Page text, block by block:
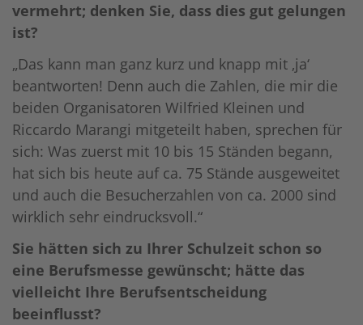
vermehrt; denken Sie, dass dies gut gelungen
ist?
„Das kann man ganz kurz und knapp mit ‚ja‘
beantworten! Denn auch die Zahlen, die mir die
beiden Organisatoren Wilfried Kleinen und
Riccardo Marangi mitgeteilt haben, sprechen für
sich: Was zuerst mit 10 bis 15 Ständen begann,
hat sich bis heute auf ca. 75 Stände ausgeweitet
und auch die Besucherzahlen von ca. 2000 sind
wirklich sehr eindrucksvoll.“
Sie hätten sich zu Ihrer Schulzeit schon so
eine Berufsmesse gewünscht; hätte das
vielleicht Ihre Berufsentscheidung
beeinflusst?